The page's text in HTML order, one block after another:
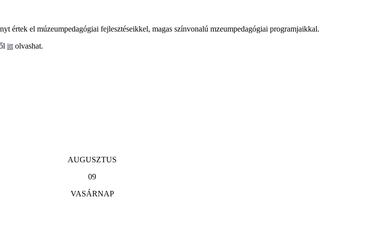
értek el múzeumpedagógiai fejlesztéseikkel, magas színvonalú mzeumpedagógiai programjaikkal.
itt olvashat.
AUGUSZTUS
09
VASÁRNAP